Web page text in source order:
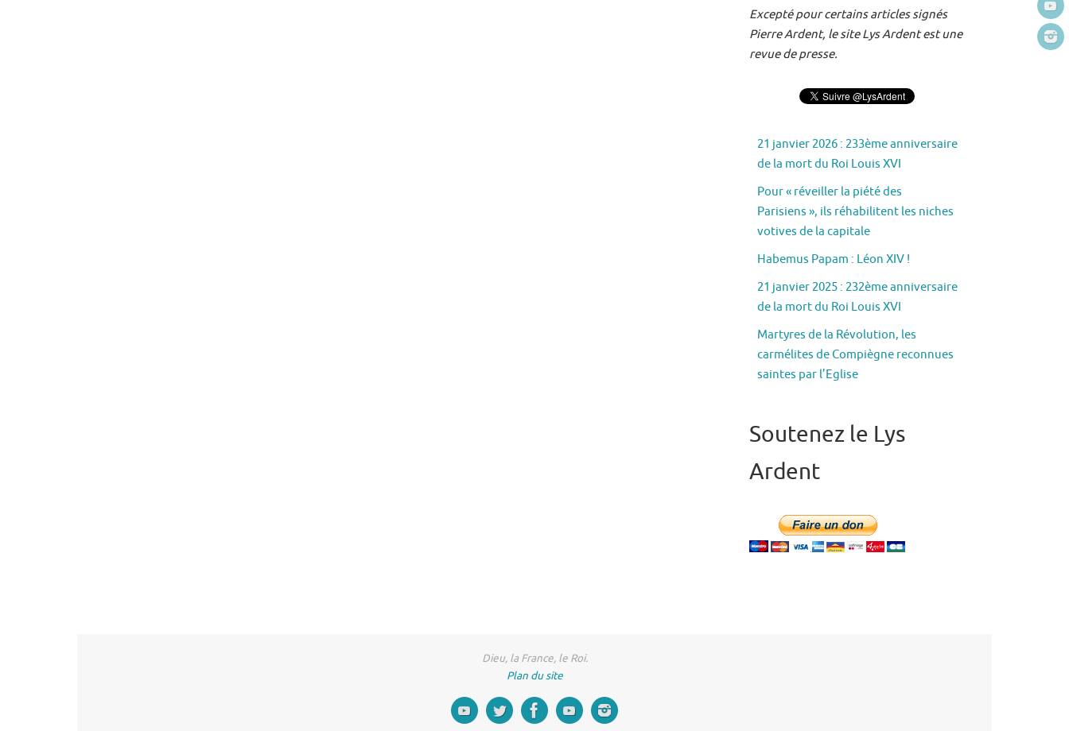
Excepté pour certains articles signés
Pierre Ardent, le site Lys Ardent est une
revue de presse.
21 janvier 2026 : 233ème anniversaire
de la mort du Roi Louis XVI
Pour « réveiller la piété des
Parisiens », ils réhabilitent les niches
votives de la capitale
Habemus Papam : Léon XIV !
21 janvier 2025 : 232ème anniversaire
de la mort du Roi Louis XVI
Martyres de la Révolution, les
carmélites de Compiègne reconnues
saintes par l’Eglise
Soutenez le Lys
Ardent
Dieu, la France, le Roi.
Plan du site